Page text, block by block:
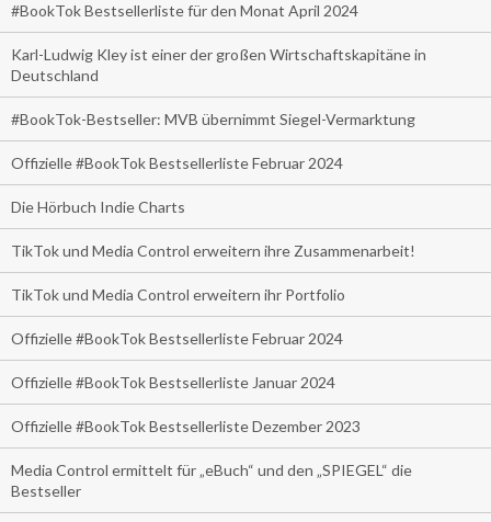
#BookTok Bestsellerliste für den Monat April 2024
Karl-Ludwig Kley ist einer der großen Wirtschaftskapitäne in
Deutschland
#BookTok-Bestseller: MVB übernimmt Siegel-Vermarktung
Offizielle #BookTok Bestsellerliste Februar 2024
Die Hörbuch Indie Charts
TikTok und Media Control erweitern ihre Zusammenarbeit!
TikTok und Media Control erweitern ihr Portfolio
Offizielle #BookTok Bestsellerliste Februar 2024
Offizielle #BookTok Bestsellerliste Januar 2024
Offizielle #BookTok Bestsellerliste Dezember 2023
Media Control ermittelt für „eBuch“ und den „SPIEGEL“ die
Bestseller